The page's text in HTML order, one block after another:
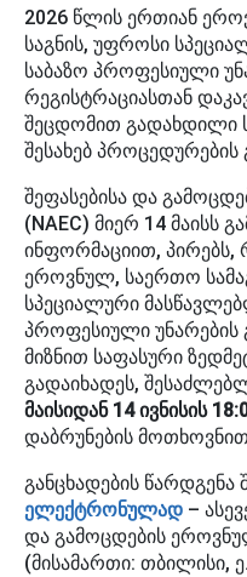
2026 წლის ერთიან
საგნის, უფროსი
საბაზო პროფესიული
რეგისტრაციასთან
შეცდომით გადახდილი
შესახებ
შეფასებისა და
(NAEC) მიერ 14 მაისს
ინფორმაციით,
ეროვნულ, საერთო
სპეციალური
პროფესიული უნარების
მიზნით საფასური
გადაიხადეს,
მაისიდან 14 ივნისის
დაბრუნების
განცხადების
ელექტრონულად –
და გამოცდების
(მისამართი: თბილისი,